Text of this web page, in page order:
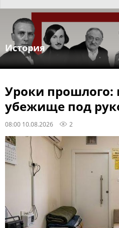
История
Уроки прошлого:
убежище под
08:00 10.08.2026 2